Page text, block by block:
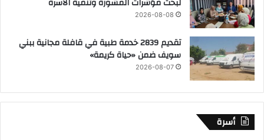
لبحث مؤشرات المشورة وتنمية الأسرة
2026-08-08
تقديم 2839 خدمة طبية في قافلة مجانية ببني
سويف ضمن «حياة كريمة»
2026-08-07
أسرة